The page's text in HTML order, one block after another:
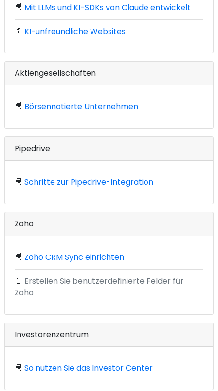
🎥 Mit LLMs und KI-SDKs von Claude entwickelt
📄 KI-unfreundliche Websites
Aktiengesellschaften
🎥 Börsennotierte Unternehmen
Pipedrive
🎥 Schritte zur Pipedrive-Integration
Zoho
🎥 Zoho CRM Sync einrichten
📄 Erstellen Sie benutzerdefinierte Felder für
Zoho
Investorenzentrum
🎥 So nutzen Sie das Investor Center